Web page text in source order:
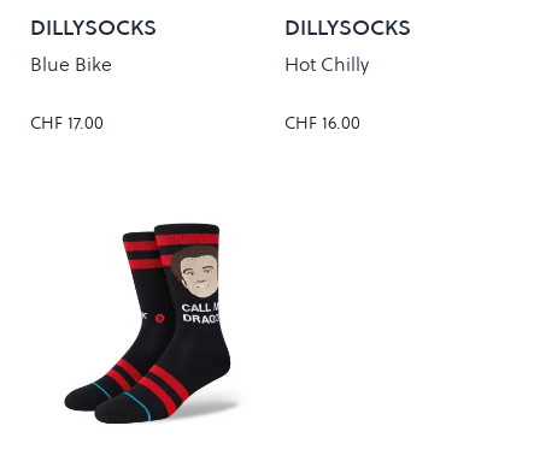
DILLYSOCKS
Blue Bike
CHF 17.00
DILLYSOCKS
Hot Chilly
CHF 16.00